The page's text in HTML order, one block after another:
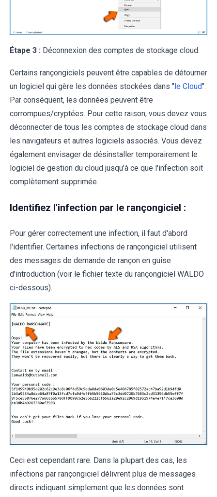
Étape 3 : Déconnexion des comptes de stockage cloud.
Certains rançongiciels peuvent être capables de détourner
un logiciel qui gère les données stockées dans " le Cloud".
Par conséquent, les données peuvent être
corrompues/cryptées. Pour cette raison, vous devez vous
déconnecter de tous les comptes de stockage cloud dans
les navigateurs et autres logiciels associés. Vous devez
également envisager de désinstaller temporairement le
logiciel de gestion du cloud jusqu'à ce que l'infection soit
complètement supprimée.
Identifiez l'infection par le rançongiciel :
Pour gérer correctement une infection, il faut d'abord
l'identifier. Certaines infections de rançongiciel utilisent
des messages de demande de rançon en guise
d'introduction (voir le fichier texte du rançongiciel WALDO
ci-dessous).
Ceci est cependant rare. Dans la plupart des cas, les
infections par rançongiciel délivrent plus de messages
directs indiquant simplement que les données sont